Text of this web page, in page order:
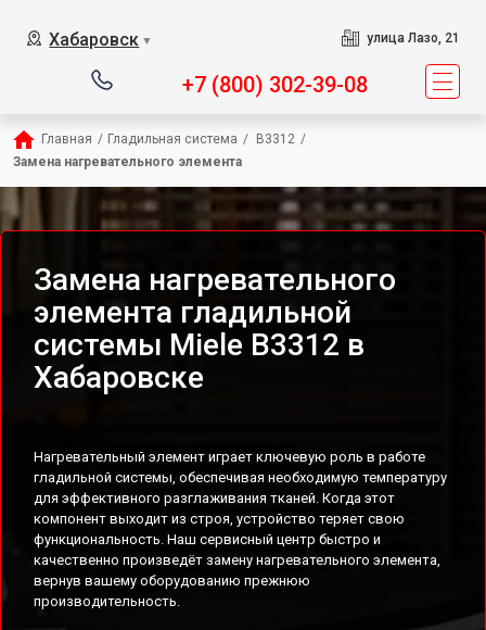
Хабаровск ▼ улица Лазо, 21
+7 (800) 302-39-08
Главная / Гладильная система / B3312 /
Замена нагревательного элемента
Замена нагревательного
элемента гладильной
системы Miele B3312 в
Хабаровске
Нагревательный элемент играет ключевую роль в работе
гладильной системы, обеспечивая необходимую температуру
для эффективного разглаживания тканей. Когда этот
компонент выходит из строя, устройство теряет свою
функциональность. Наш сервисный центр быстро и
качественно произведёт замену нагревательного элемента,
вернув вашему оборудованию прежнюю
производительность.